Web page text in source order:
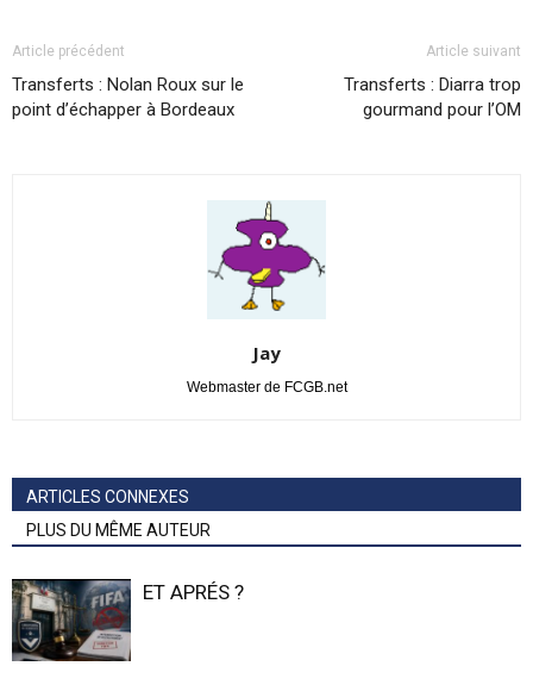
Article précédent
Transferts : Nolan Roux sur le
point d’échapper à Bordeaux
Article suivant
Transferts : Diarra trop
gourmand pour l’OM
Jay
Webmaster de FCGB.net
ARTICLES CONNEXES
PLUS DU MÊME AUTEUR
ET APRÉS ?